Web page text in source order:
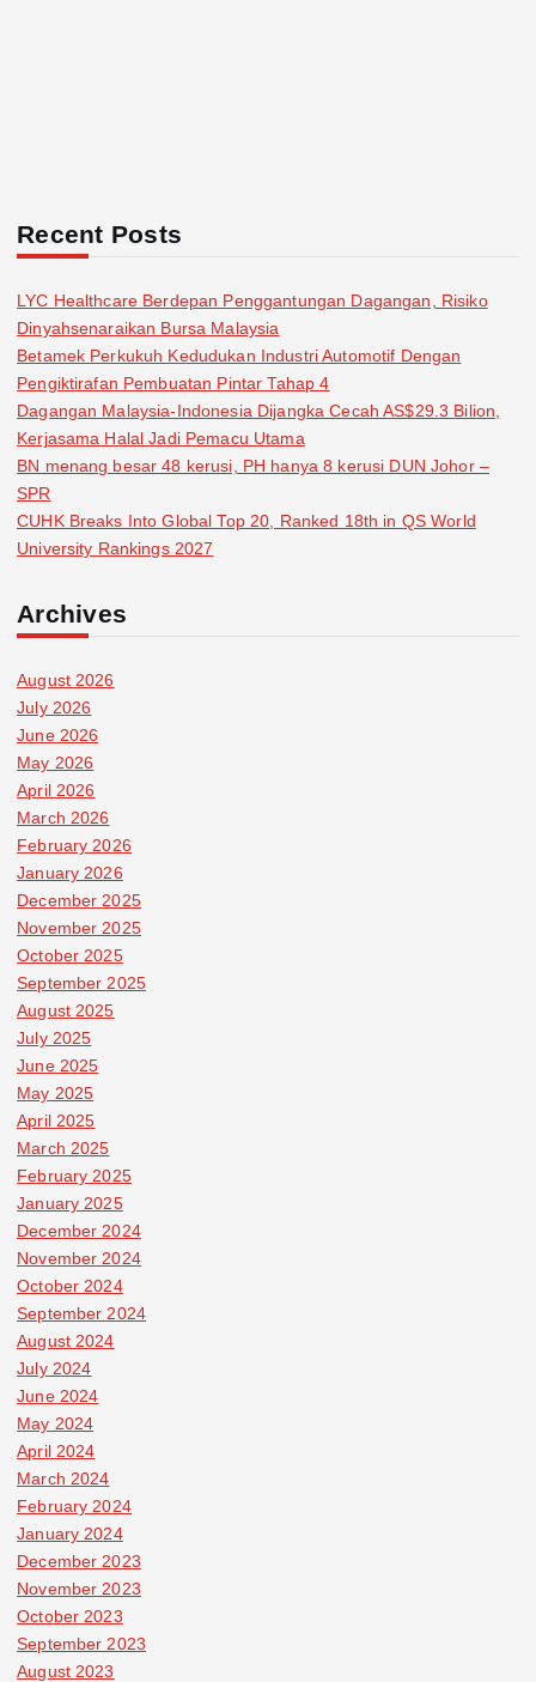
Recent Posts
LYC Healthcare Berdepan Penggantungan Dagangan, Risiko
Dinyahsenaraikan Bursa Malaysia
Betamek Perkukuh Kedudukan Industri Automotif Dengan
Pengiktirafan Pembuatan Pintar Tahap 4
Dagangan Malaysia-Indonesia Dijangka Cecah AS$29.3 Bilion,
Kerjasama Halal Jadi Pemacu Utama
BN menang besar 48 kerusi, PH hanya 8 kerusi DUN Johor –
SPR
CUHK Breaks Into Global Top 20, Ranked 18th in QS World
University Rankings 2027
Archives
August 2026
July 2026
June 2026
May 2026
April 2026
March 2026
February 2026
January 2026
December 2025
November 2025
October 2025
September 2025
August 2025
July 2025
June 2025
May 2025
April 2025
March 2025
February 2025
January 2025
December 2024
November 2024
October 2024
September 2024
August 2024
July 2024
June 2024
May 2024
April 2024
March 2024
February 2024
January 2024
December 2023
November 2023
October 2023
September 2023
August 2023